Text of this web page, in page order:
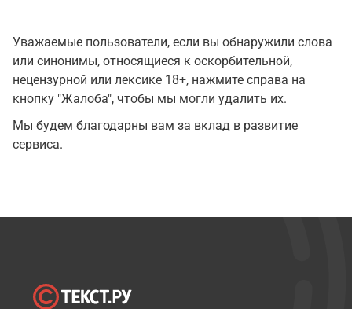
Уважаемые пользователи, если вы обнаружили слова
или синонимы, относящиеся к оскорбительной,
нецензурной или лексике 18+, нажмите справа на
кнопку "Жалоба", чтобы мы могли удалить их.
Мы будем благодарны вам за вклад в развитие
сервиса.